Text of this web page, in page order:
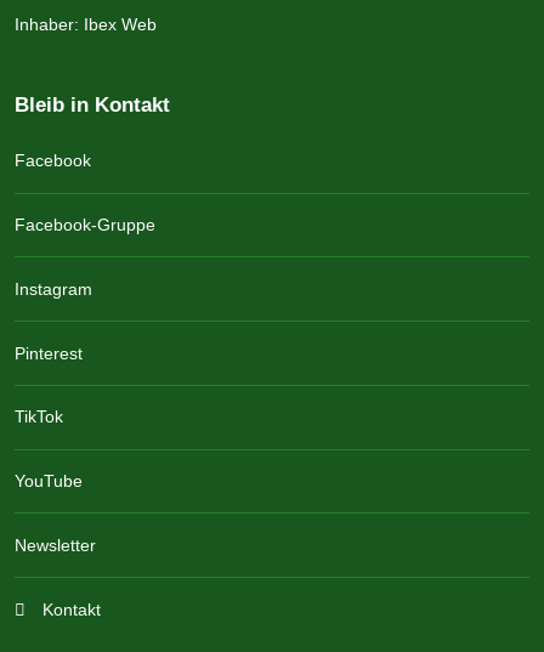
Inhaber: Ibex Web
Bleib in Kontakt
Facebook
Facebook-Gruppe
Instagram
Pinterest
TikTok
YouTube
Newsletter
Kontakt